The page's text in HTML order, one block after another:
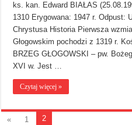
ks. kan. Edward BIAŁAS
1310 Erygowana: 1947 r. Odpust:
Chrystusa Historia Pierwsza
Głogowskim pochodzi z 1319 r.
BRZEG GŁOGOWSKI – pw.
XVI w. Jest …
Czytaj więcej »
« 1 2